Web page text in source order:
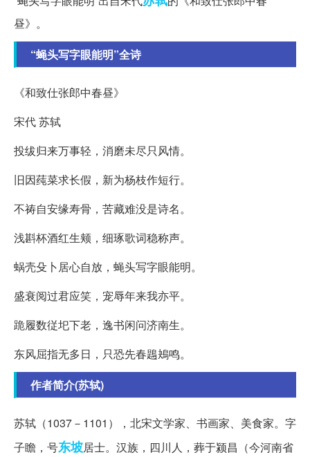
昼》。
“蝇头写字眼能明”全诗
《和致仕张郎中春昼》
宋代 苏轼
投绂归来万事轻，消磨未尽只风情。
旧因莼菜求长假，新为杨枝作短行。
不祷自安缘寿骨，苦藏难没是诗名。
浅斟杯酒红生颊，细琢歌词稳称声。
蜗壳殳卜居心自放，蝇头写字眼能明。
盛衰阅过君应笑，宠辱年来我亦平。
跪履数従圯下老，逸书闲问济南生。
东风屈指无多日，只恐先春鶗鴂鸣。
作者简介(苏轼)
苏轼（1037－1101），北宋文学家、书画家、美食家。字
子瞻，号东坡居士。汉族，四川人，葬于颍昌（今河南省